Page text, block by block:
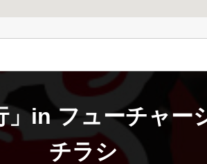
in フューチャー
チラシ